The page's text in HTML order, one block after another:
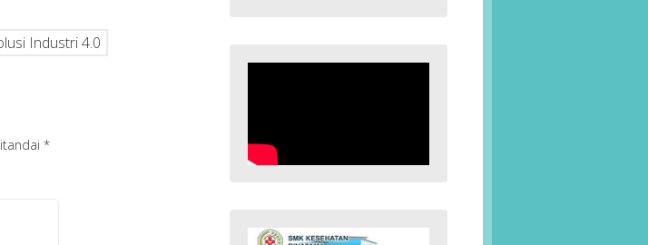
Industri 4.0
*